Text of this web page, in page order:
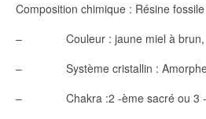
Composition chimique : Résine
– Couleur : jaune miel à brun,
– Système cristallin :
– Chakra :2 -ème sacré ou 3 -